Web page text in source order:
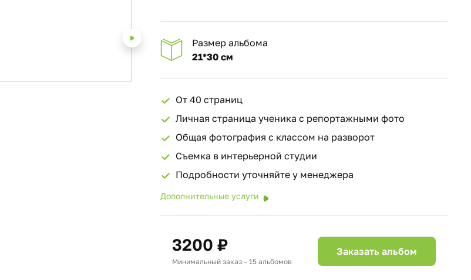
Размер альбома
21*30 см
От 40 страниц
Личная страница ученика с репортажными фото
Общая фотография с классом на разворот
Съемка в интерьерной студии
Подробности уточняйте у менеджера
Дополнительные услуги
3200 ₽
Минимальный заказ – 15 альбомов
Заказать альбом